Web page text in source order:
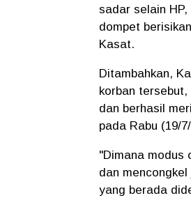
sadar selain
dompet
Kasat.
Ditambahkan,
korban
dan berhasil
pada Rabu (19/
"Dimana modus
dan
yang berada